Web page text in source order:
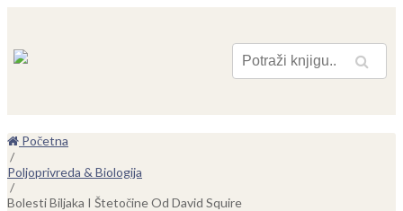
Pretraga
Početna
/
Poljoprivreda & Biologija
/
Bolesti Biljaka I Štetočine Od David Squire